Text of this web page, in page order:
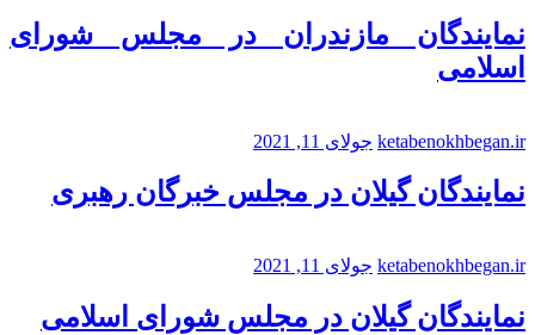
نمایندگان مازندران در مجلس شورای
اسلامی
ketabenokhbegan.ir جولای 11, 2021
نمایندگان گیلان در مجلس خبرگان رهبری
ketabenokhbegan.ir جولای 11, 2021
نمایندگان گیلان در مجلس شورای اسلامی